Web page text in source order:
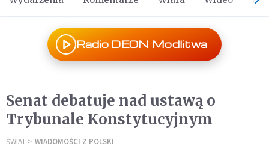
Radio DEON Modlitwa
Senat debatuje nad ustawą o
Trybunale Konstytucyjnym
ŚWIAT WIADOMOŚCI Z POLSKI